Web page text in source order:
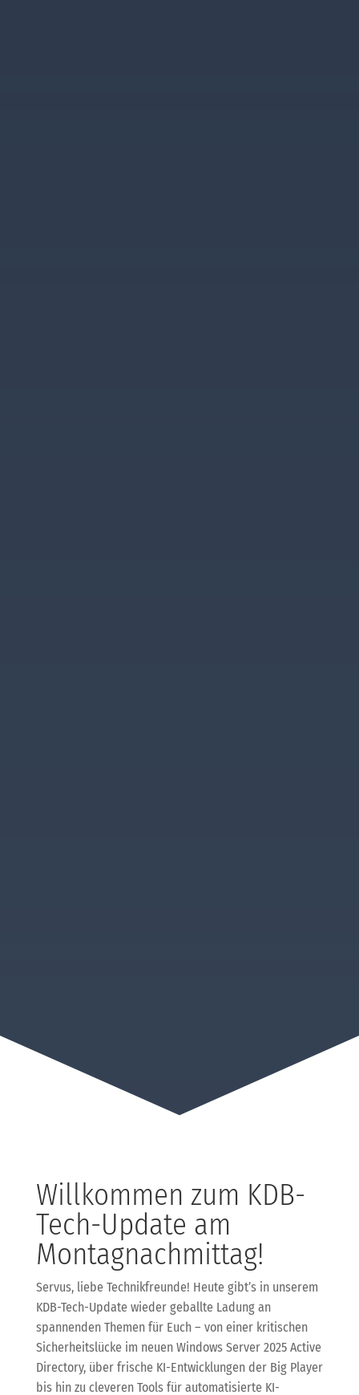
Willkommen zum KDB-
Tech-Update am
Montagnachmittag!
Servus, liebe Technikfreunde! Heute gibt’s in unserem
KDB-Tech-Update wieder geballte Ladung an
spannenden Themen für Euch – von einer kritischen
Sicherheitslücke im neuen Windows Server 2025 Active
Directory, über frische KI-Entwicklungen der Big Player
bis hin zu cleveren Tools für automatisierte KI-